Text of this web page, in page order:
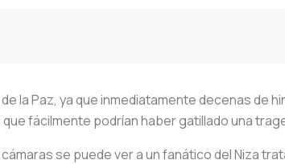
la Paz, ya que inmediatamente decenas de
fácilmente podrían haber gatillado una
se puede ver a un fanático del Niza